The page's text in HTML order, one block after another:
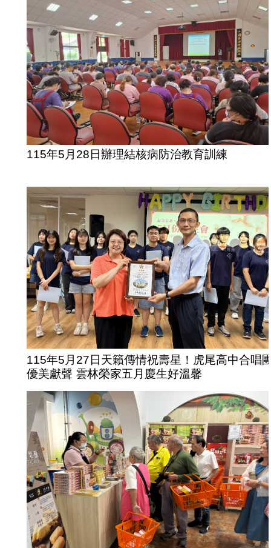
115年5月28日辦理結核病防治教育訓練
115年5月27日天籟傳情祝壽星！虎尾高中合唱
優美獻聲 雲林榮家五月慶生好溫馨